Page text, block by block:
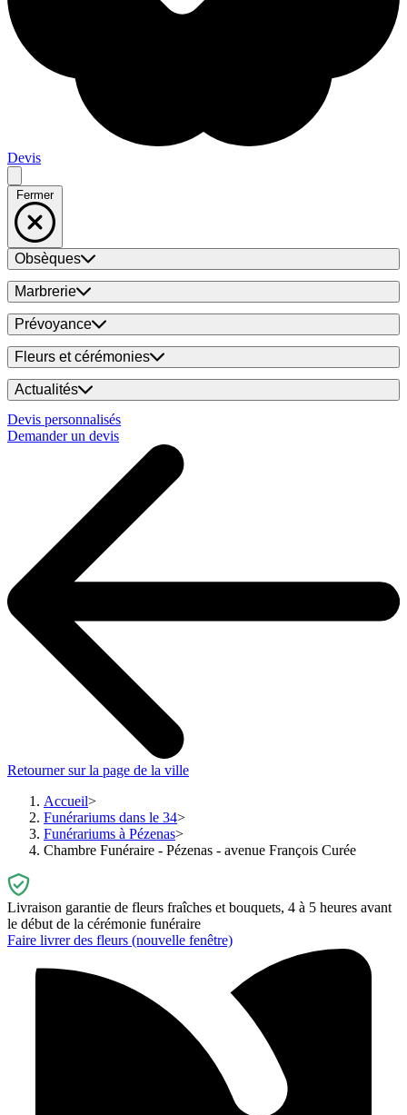
Devis
Fermer
Obsèques
Marbrerie
Prévoyance
Fleurs et cérémonies
Actualités
Devis personnalisés
Demander un devis
Retourner sur la page de la ville
Accueil
Funérariums dans le 34
Funérariums à Pézenas
Chambre Funéraire - Pézenas - avenue François Curée
Livraison garantie de fleurs fraîches et bouquets, 4 à 5 heures avant
le début de la cérémonie funéraire
Faire livrer des fleurs (nouvelle fenêtre)